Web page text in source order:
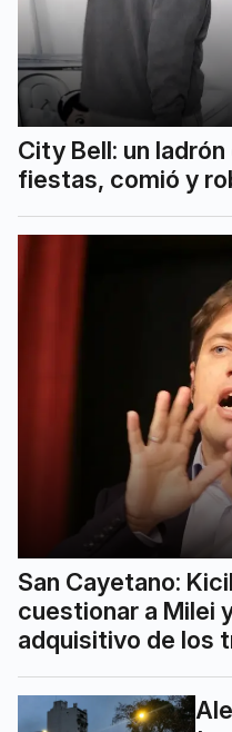
City Bell: un
fiestas, comió y
San Cayetano:
cuestionar a Milei
adquisitivo de los